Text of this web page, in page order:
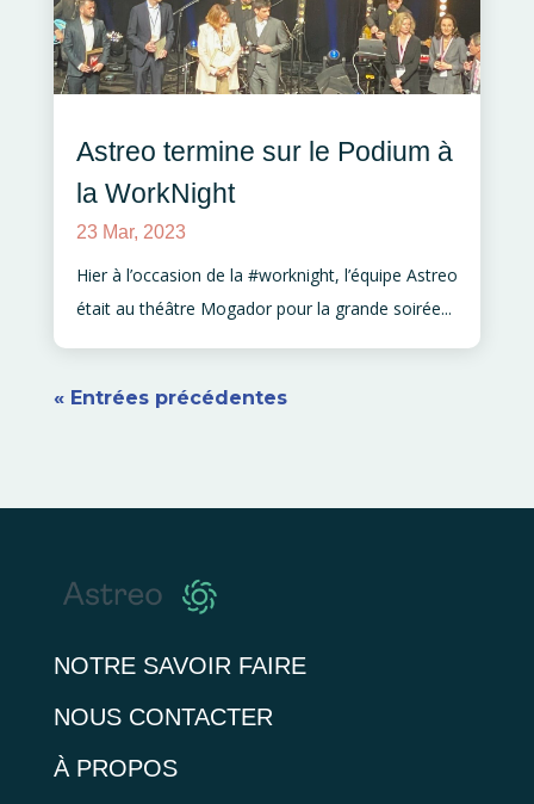
Astreo termine sur le Podium à
la WorkNight
23 Mar, 2023
Hier à l’occasion de la #worknight, l’équipe Astreo
était au théâtre Mogador pour la grande soirée...
« Entrées précédentes
NOTRE SAVOIR FAIRE
NOUS CONTACTER
À PROPOS